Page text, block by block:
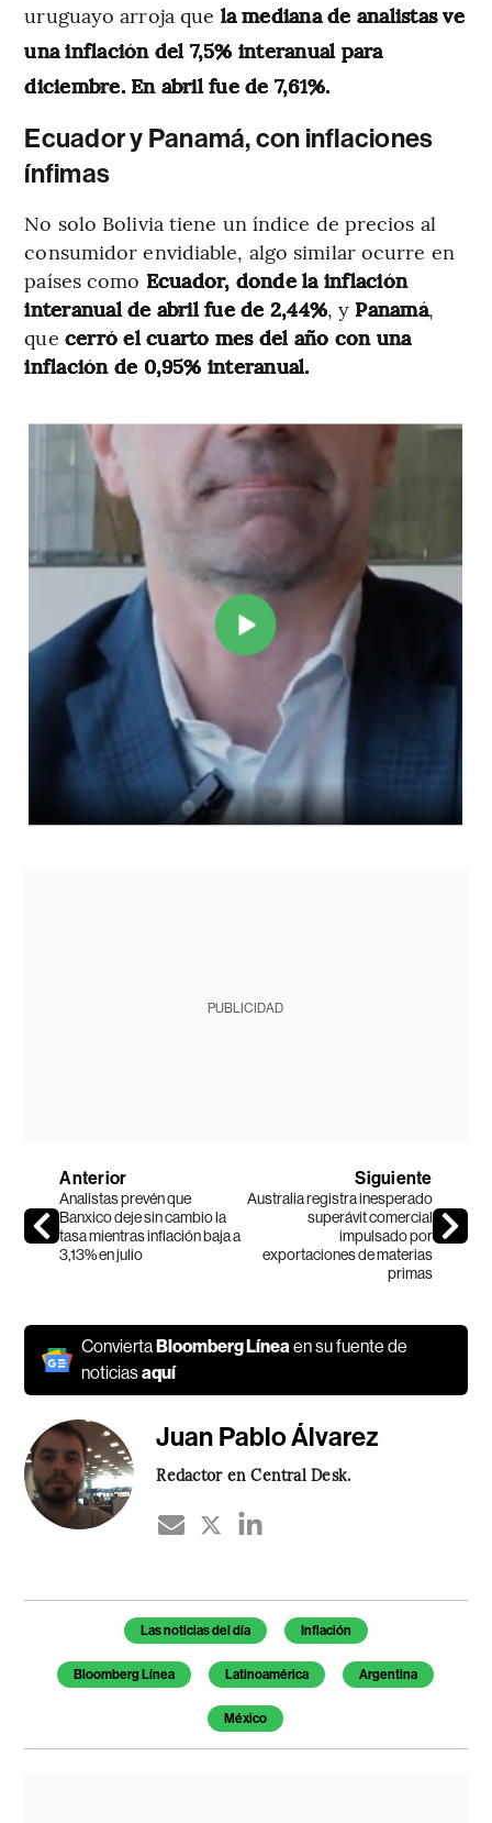
uruguayo arroja que la mediana de analistas ve
una inflación del 7,5% interanual para
diciembre. En abril fue de 7,61%.
Ecuador y Panamá, con inflaciones
ínfimas
No solo Bolivia tiene un índice de precios al
consumidor envidiable, algo similar ocurre en
países como Ecuador, donde la inflación
interanual de abril fue de 2,44%, y Panamá,
que cerró el cuarto mes del año con una
inflación de 0,95% interanual.
PUBLICIDAD
Anterior
Analistas prevén que
Banxico deje sin cambio la
tasa mientras inflación baja a
3,13% en julio
Siguiente
Australia registra inesperado
superávit comercial
impulsado por
exportaciones de materias
primas
ConviertaBloomberg Líneaen su fuente de
noticiasaquí
Juan Pablo Álvarez
Redactor en Central Desk.
Temas de este artículo
Las noticias del día Inflación
Bloomberg Línea Latinoamérica Argentina
México